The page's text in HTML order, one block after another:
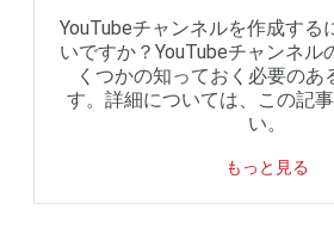
YouTubeチャンネルを作成する
いですか？YouTubeチャンネル
くつかの知っておく必要のあ
す。詳細については、この記
い。
もっと見る